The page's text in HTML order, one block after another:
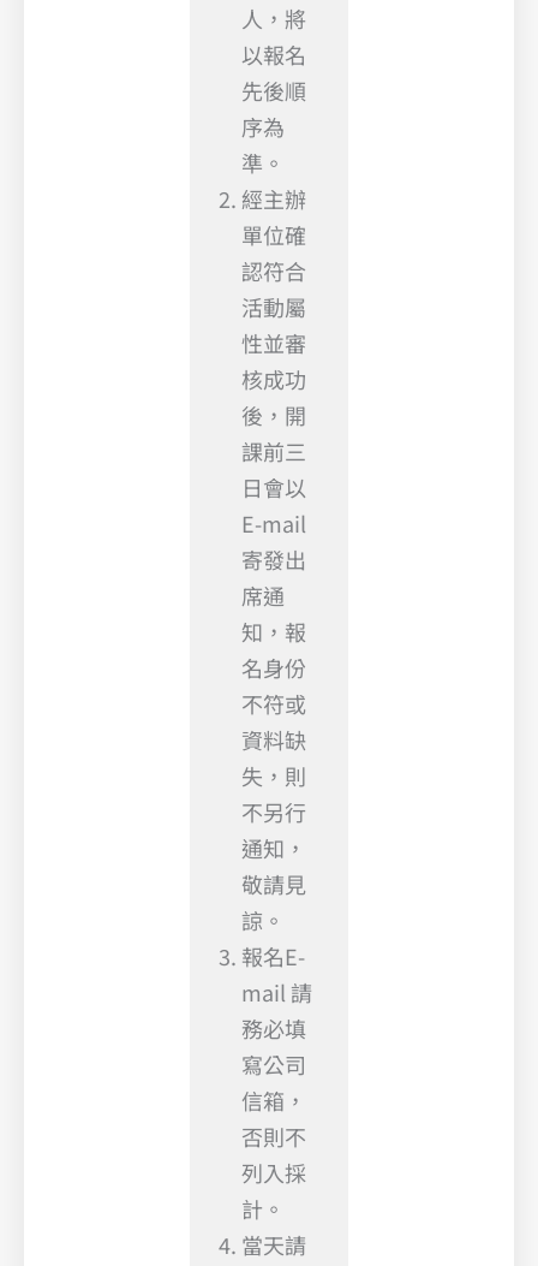
人，將
以報名
先後順
序為
準。
經主辦
單位確
認符合
活動屬
性並審
核成功
後，開
課前三
日會以
E-mail
寄發出
席通
知，報
名身份
不符或
資料缺
失，則
不另行
通知，
敬請見
諒。
報名E-
mail 請
務必填
寫公司
信箱，
否則不
列入採
計。
當天請